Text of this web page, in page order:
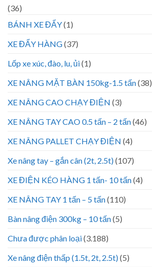
(36)
BÁNH XE ĐẨY(1)
XE ĐẨY HÀNG(37)
Lốp xe xúc, đào, lu, ủi(1)
XE NÂNG MẶT BÀN 150kg-1.5 tấn(38)
XE NÂNG CAO CHẠY ĐIỆN (3)
XE NÂNG TAY CAO 0.5 tấn – 2 tấn(46)
XE NÂNG PALLET CHẠY ĐIỆN (4)
Xe nâng tay – gắn cân (2t, 2.5t)(107)
XE ĐIỆN KÉO HÀNG 1 tấn- 10 tấn(4)
XE NÂNG TAY 1 tấn – 5 tấn(110)
Bàn nâng điện 300kg – 10 tấn(5)
Chưa được phân loại(3.188)
Xe nâng điện thấp (1.5t, 2t, 2.5t)(5)